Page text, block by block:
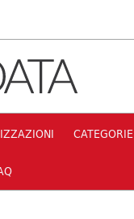
CATEGORIE